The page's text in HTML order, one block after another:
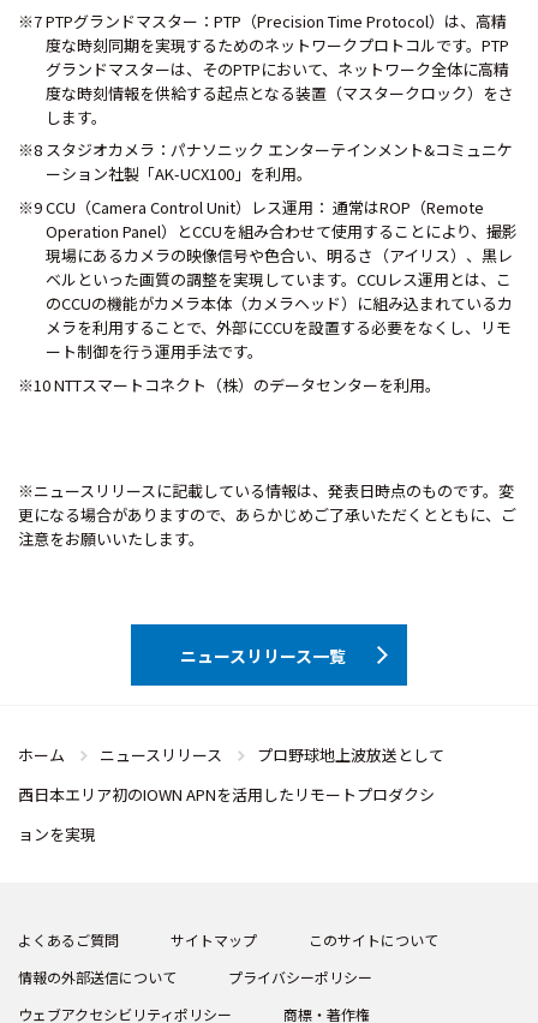
※7 PTPグランドマスター：PTP（Precision Time Protocol）は、高精
度な時刻同期を実現するためのネットワークプロトコルです。PTP
グランドマスターは、そのPTPにおいて、ネットワーク全体に高精
度な時刻情報を供給する起点となる装置（マスタークロック）をさ
します。
※8 スタジオカメラ：パナソニック エンターテインメント&コミュニケ
ーション社製「AK-UCX100」を利用。
※9 CCU（Camera Control Unit）レス運用： 通常はROP（Remote
Operation Panel）とCCUを組み合わせて使用することにより、撮影
現場にあるカメラの映像信号や色合い、明るさ（アイリス）、黒レ
ベルといった画質の調整を実現しています。CCUレス運用とは、こ
のCCUの機能がカメラ本体（カメラヘッド）に組み込まれているカ
メラを利用することで、外部にCCUを設置する必要をなくし、リモ
ート制御を行う運用手法です。
※10 NTTスマートコネクト（株）のデータセンターを利用。
※ニュースリリースに記載している情報は、発表日時点のものです。変
更になる場合がありますので、あらかじめご了承いただくとともに、ご
注意をお願いいたします。
ニュースリリース一覧
ホーム ニュースリリース
プロ野球地上波放送として
西日本エリア初のIOWN APNを活用したリモートプロダクシ
ョンを実現
よくあるご質問 サイトマップ
このサイトについて
情報の外部送信について
プライバシーポリシー
ウェブアクセシビリティポリシー
商標・著作権